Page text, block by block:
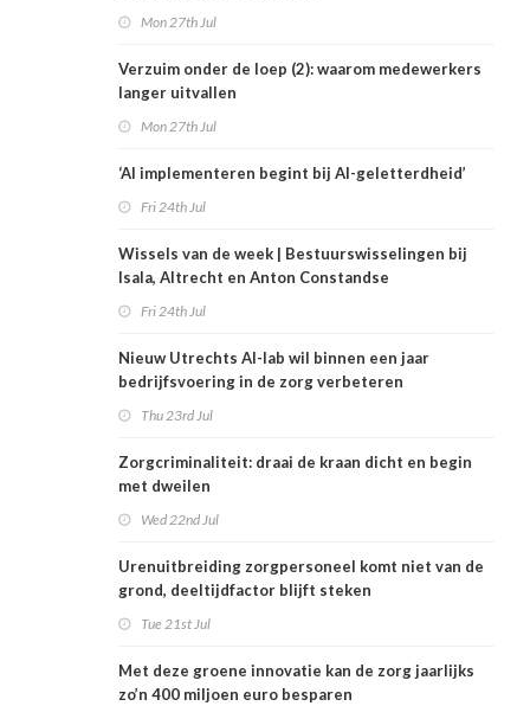
Mon 27th Jul
Verzuim onder de loep (2): waarom medewerkers
langer uitvallen
Mon 27th Jul
‘AI implementeren begint bij AI-geletterdheid’
Fri 24th Jul
Wissels van de week | Bestuurswisselingen bij
Isala, Altrecht en Anton Constandse
Fri 24th Jul
Nieuw Utrechts AI-lab wil binnen een jaar
bedrijfsvoering in de zorg verbeteren
Thu 23rd Jul
Zorgcriminaliteit: draai de kraan dicht en begin
met dweilen
Wed 22nd Jul
Urenuitbreiding zorgpersoneel komt niet van de
grond, deeltijdfactor blijft steken
Tue 21st Jul
Met deze groene innovatie kan de zorg jaarlijks
zo’n 400 miljoen euro besparen